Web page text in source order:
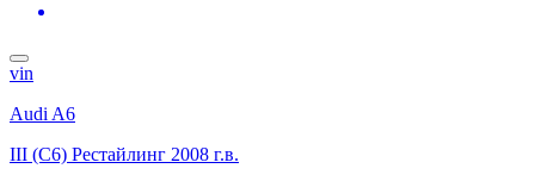
vin
Audi A6
III (C6) Рестайлинг 2008 г.в.